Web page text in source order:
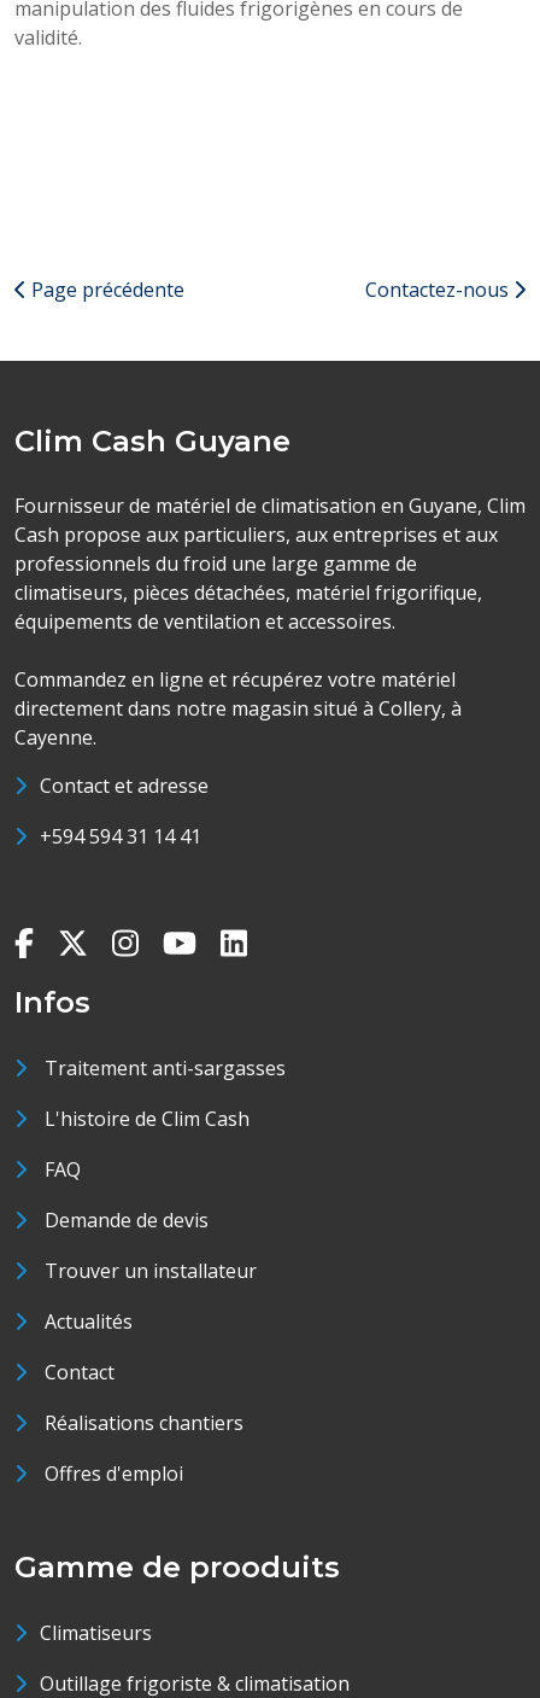
manipulation des fluides frigorigènes en cours de
validité.
Page précédente Contactez-nous
Clim Cash Guyane
Fournisseur de matériel de climatisation en Guyane, Clim
Cash propose aux particuliers, aux entreprises et aux
professionnels du froid une large gamme de
climatiseurs, pièces détachées, matériel frigorifique,
équipements de ventilation et accessoires.
Commandez en ligne et récupérez votre matériel
directement dans notre magasin situé à Collery, à
Cayenne.
Contact et adresse
+594 594 31 14 41
Infos
Traitement anti-sargasses
L'histoire de Clim Cash
FAQ
Demande de devis
Trouver un installateur
Actualités
Contact
Réalisations chantiers
Offres d'emploi
Gamme de prooduits
Climatiseurs
Outillage frigoriste & climatisation